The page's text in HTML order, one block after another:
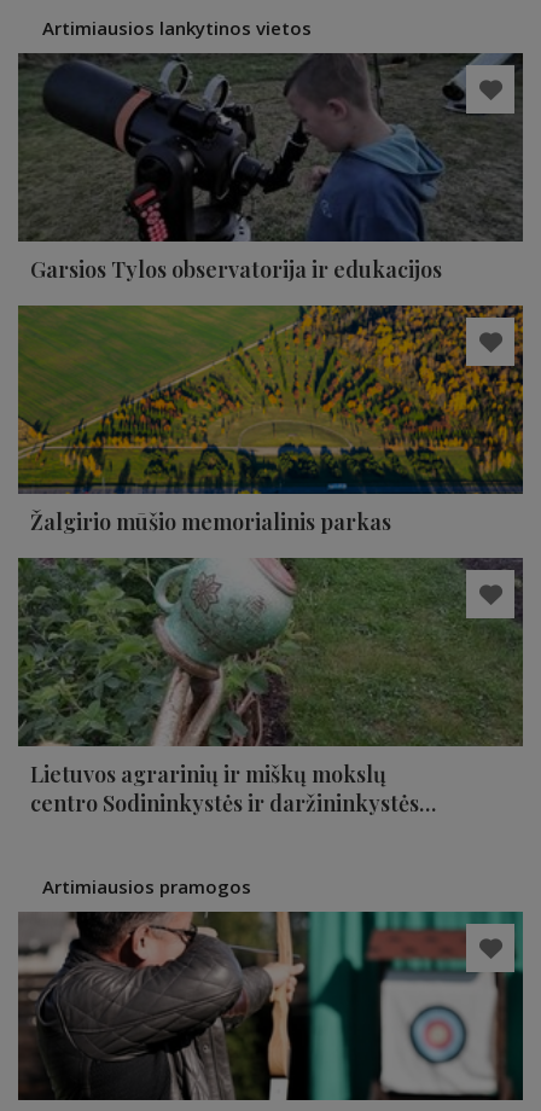
Artimiausios lankytinos vietos
Garsios Tylos observatorija ir edukacijos
Žalgirio mūšio memorialinis parkas
Lietuvos agrarinių ir miškų mokslų
centro Sodininkystės ir daržininkystės
Artimiausios pramogos